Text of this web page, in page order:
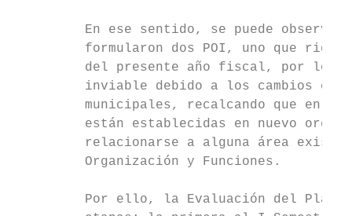
En ese sentido, se puede
formularon dos POI, uno que rige
del presente año fiscal, por lo
inviable debido a los cambios
municipales, recalcando que en
están establecidas en nuevo
relacionarse a alguna área
         Organización y Funciones.
Por ello, la Evaluación del Plan